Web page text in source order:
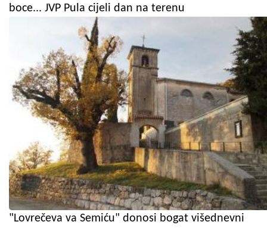
boce... JVP Pula cijeli dan na terenu
"Lovrečeva va Semiću" donosi bogat višednevni